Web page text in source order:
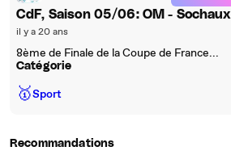
CdF, Saison 05/06: OM - Sochaux
il y a 20 ans
8ème de Finale de la Coupe de France...
Catégorie
🥇Sport
Recommandations